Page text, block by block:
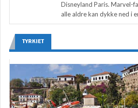
Disneyland Paris. Marvel-
alle aldre kan dykke ned i
TYRKIET